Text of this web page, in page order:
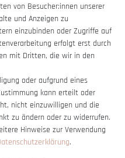
von Besucher:innen unserer
und Anzeigen zu
einzubinden oder Zugriffe auf
erfolgt erst durch
mit Dritten, die wir in den
oder aufgrund eines
kann erteilt oder
nicht einzuwilligen und die
zu ändern oder zu widerrufen.
Hinweise zur Verwendung
.